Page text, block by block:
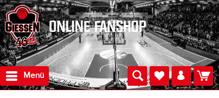
ONLINE FANSHOP
Menü